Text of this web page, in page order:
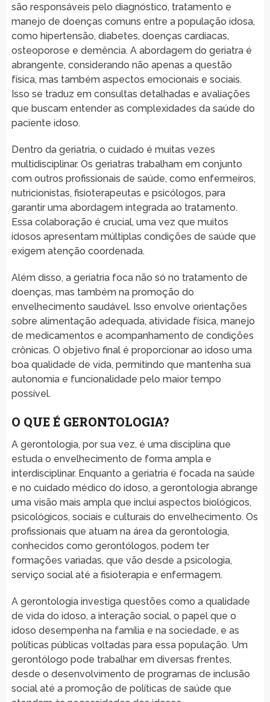
são responsáveis pelo diagnóstico, tratamento e
manejo de doenças comuns entre a população idosa,
como hipertensão, diabetes, doenças cardíacas,
osteoporose e demência. A abordagem do geriatra é
abrangente, considerando não apenas a questão
física, mas também aspectos emocionais e sociais.
Isso se traduz em consultas detalhadas e avaliações
que buscam entender as complexidades da saúde do
paciente idoso.
Dentro da geriatria, o cuidado é muitas vezes
multidisciplinar. Os geriatras trabalham em conjunto
com outros profissionais de saúde, como enfermeiros,
nutricionistas, fisioterapeutas e psicólogos, para
garantir uma abordagem integrada ao tratamento.
Essa colaboração é crucial, uma vez que muitos
idosos apresentam múltiplas condições de saúde que
exigem atenção coordenada.
Além disso, a geriatria foca não só no tratamento de
doenças, mas também na promoção do
envelhecimento saudável. Isso envolve orientações
sobre alimentação adequada, atividade física, manejo
de medicamentos e acompanhamento de condições
crônicas. O objetivo final é proporcionar ao idoso uma
boa qualidade de vida, permitindo que mantenha sua
autonomia e funcionalidade pelo maior tempo
possível.
O QUE É GERONTOLOGIA?
A gerontologia, por sua vez, é uma disciplina que
estuda o envelhecimento de forma ampla e
interdisciplinar. Enquanto a geriatria é focada na saúde
e no cuidado médico do idoso, a gerontologia abrange
uma visão mais ampla que inclui aspectos biológicos,
psicológicos, sociais e culturais do envelhecimento. Os
profissionais que atuam na área da gerontologia,
conhecidos como gerontólogos, podem ter
formações variadas, que vão desde a psicologia,
serviço social até a fisioterapia e enfermagem.
A gerontologia investiga questões como a qualidade
de vida do idoso, a interação social, o papel que o
idoso desempenha na família e na sociedade, e as
políticas públicas voltadas para essa população. Um
gerontólogo pode trabalhar em diversas frentes,
desde o desenvolvimento de programas de inclusão
social até a promoção de políticas de saúde que